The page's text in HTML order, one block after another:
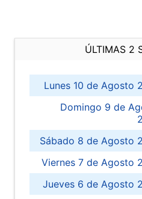
ÚLTIMAS 2
Lunes 10 de Agosto
Domingo 9 de
Sábado 8 de Agosto
Viernes 7 de Agosto
Jueves 6 de Agosto